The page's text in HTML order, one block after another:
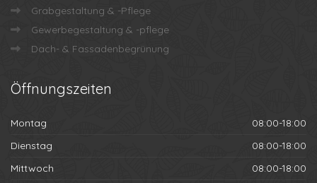
Grabgestaltung & -Pflege
Gewerbegestaltung & -pflege
Dach- & Fassadenbegrünung
Öffnungszeiten
Montag
08:00-18:00
Dienstag
08:00-18:00
Mittwoch
08:00-18:00